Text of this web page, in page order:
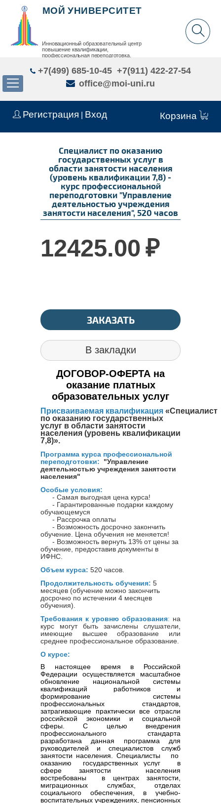
Регистрация Вход Корзина
МОЙ УНИВЕРСИТЕТ
Инновационный образовательный центр
повышение квалификации,
профессиональная переподготовка,
+7(499) 685-10-45 +7(911) 422-27-54
office@moi-uni.ru
Специалист по оказанию
государственных услуг в
области занятости населения
(уровень квалификации 7,8) -
курс профессиональной
переподготовки "Управление
деятельностью учреждения
занятости населения", 520 часов
12425.00 ₽
ЗАКАЗАТЬ
В закладки
ДОГОВОР-ОФЕРТА на
оказание платных
образовательных услуг
Присваиваемая квалификация «Специалист
по оказанию государственных
услуг в области занятости
населения (уровень квалификации
7,8)».
Программа курса профессиональной
переподготовки:
"Управление
деятельностью учреждения занятости
населения"
Особые условия:
- Самая выгодная цена курса!
- Гарантированные подарки каждому
обучающемуся
- Рассрочка оплаты
- Возможность досрочно закончить
обучение. Цена обучения не меняется!
- Возможность вернуть 13% от цены за
обучение, предоставив документы в
ИФНС.
Объем курса: 520 часов.
Продолжительность обучения: 5
месяцев (обучение можно закончить
досрочно по истечении 4 месяцев
обучения).
Требования к уровню образования: на
курс могут быть зачислены слушатели,
имеющие высшее образование или
среднее профессиональное образование.
О курсе:
В настоящее время в Российской
Федерации осуществляется масштабное
обновление национальной системы
квалификаций работников и
формирование системы
профессиональных стандартов,
затрагивающие практически все отрасли
российской экономики и социальной
сферы. С целью внедрения
профессионального стандарта
разработана данная программа для
руководителей и специалистов служб
занятости населения. Специалисты по
оказанию государственных услуг в
сфере занятости населения
востребованы в центрах занятости,
миграционных службах, отделах
социального обеспечения, в учебно-
воспитательных учреждениях, пенсионных